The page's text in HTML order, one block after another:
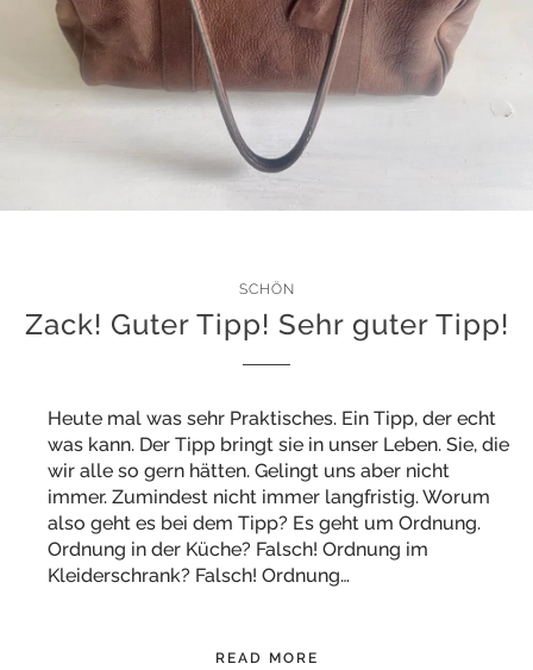
SCHÖN
Zack! Guter Tipp! Sehr guter Tipp!
Heute mal was sehr Praktisches. Ein Tipp, der echt
was kann. Der Tipp bringt sie in unser Leben. Sie, die
wir alle so gern hätten. Gelingt uns aber nicht
immer. Zumindest nicht immer langfristig. Worum
also geht es bei dem Tipp? Es geht um Ordnung.
Ordnung in der Küche? Falsch! Ordnung im
Kleiderschrank? Falsch! Ordnung…
READ MORE